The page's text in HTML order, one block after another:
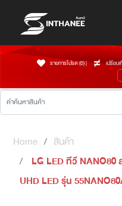
รายการโปรด (0)| เปรียบ
Home
สินค้า
LG LED ทีวี NANO80
UHD LED รุ่น